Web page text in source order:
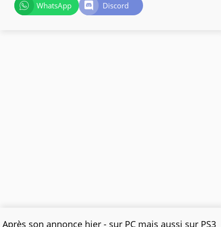
WhatsApp
Discord
Après son annonce hier - sur PC mais aussi sur PS3